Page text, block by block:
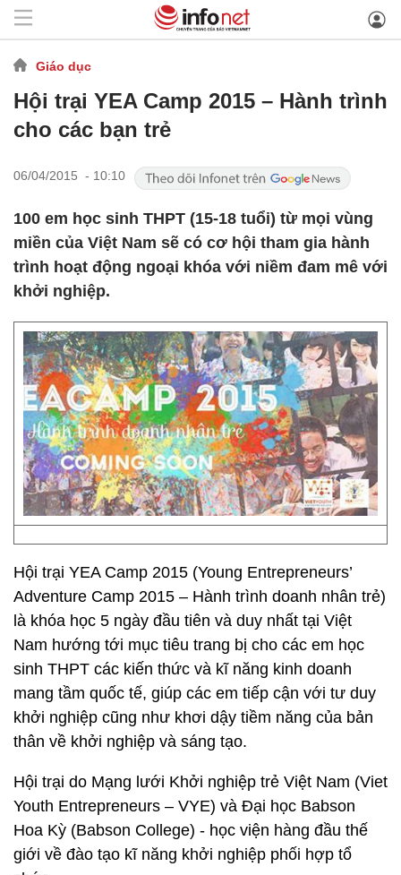
Giáo dục
Hội trại YEA Camp 2015 – Hành trình
cho các bạn trẻ
06/04/2015 - 10:10
100 em học sinh THPT (15-18 tuổi) từ mọi vùng
miền của Việt Nam sẽ có cơ hội tham gia hành
trình hoạt động ngoại khóa với niềm đam mê với
khởi nghiệp.
Hội trại YEA Camp 2015 (Young Entrepreneurs’
Adventure Camp 2015 – Hành trình doanh nhân trẻ)
là khóa học 5 ngày đầu tiên và duy nhất tại Việt
Nam hướng tới mục tiêu trang bị cho các em học
sinh THPT các kiến thức và kĩ năng kinh doanh
mang tầm quốc tế, giúp các em tiếp cận với tư duy
khởi nghiệp cũng như khơi dậy tiềm năng của bản
thân về khởi nghiệp và sáng tạo.
Hội trại do Mạng lưới Khởi nghiệp trẻ Việt Nam (Viet
Youth Entrepreneurs – VYE) và Đại học Babson
Hoa Kỳ (Babson College) - học viện hàng đầu thế
giới về đào tạo kĩ năng khởi nghiệp phối hợp tổ